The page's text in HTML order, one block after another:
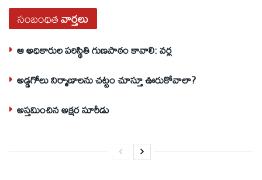
సంబంధితవార్తలు
ఆ అధికారుల పరిస్థితి గుణపాఠం కావాలి: వర్ల
అడ్డగోలు నిర్మాణాలను చట్టం చూస్తూ ఊరుకోవాలా?
అస్తమించిన అక్షర సూరీడు